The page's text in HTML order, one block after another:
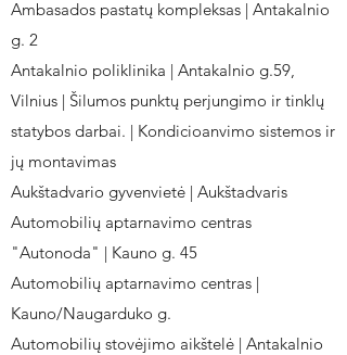
Ambasados pastatų kompleksas | Antakalnio
g. 2
Antakalnio poliklinika | Antakalnio g.59,
Vilnius | Šilumos punktų perjungimo ir tinklų
statybos darbai. | Kondicioanvimo sistemos ir
jų montavimas
Aukštadvario gyvenvietė | Aukštadvaris
Automobilių aptarnavimo centras
"Autonoda" | Kauno g. 45
Automobilių aptarnavimo centras |
Kauno/Naugarduko g.
Automobilių stovėjimo aikštelė | Antakalnio